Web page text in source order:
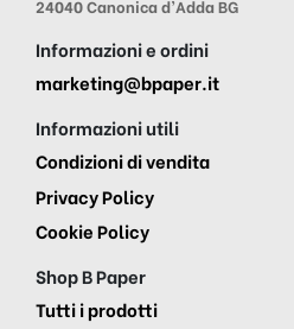
24040 Canonica d’Adda BG
Informazioni e ordini
marketing@bpaper.it
Informazioni utili
Condizioni di vendita
Privacy Policy
Cookie Policy
Shop B Paper
Tutti i prodotti